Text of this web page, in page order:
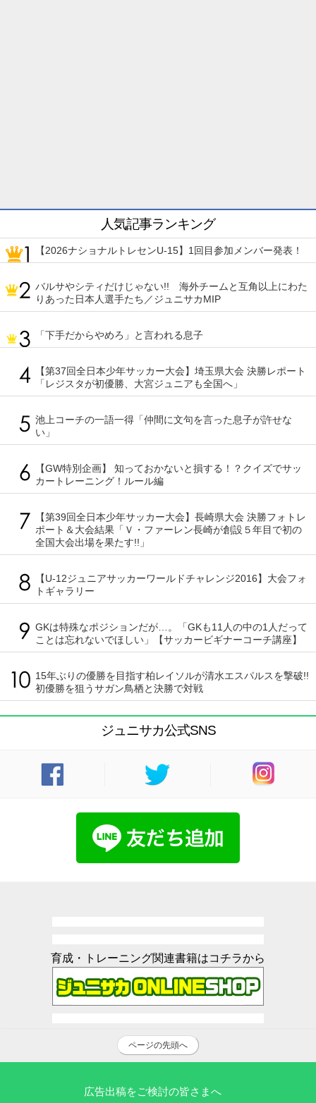
人気記事ランキング
【2026ナショナルトレセンU-15】1回目参加メンバー発表！
バルサやシティだけじゃない!! 海外チームと互角以上にわた
りあった日本人選手たち／ジュニサカMIP
「下手だからやめろ」と言われる息子
【第37回全日本少年サッカー大会】埼玉県大会 決勝レポート
「レジスタが初優勝、大宮ジュニアも全国へ」
池上コーチの一語一得「仲間に文句を言った息子が許せな
い」
【GW特別企画】 知っておかないと損する！？クイズでサッ
カートレーニング！ルール編
【第39回全日本少年サッカー大会】長崎県大会 決勝フォトレ
ポート＆大会結果「Ｖ・ファーレン長崎が創設５年目で初の
全国大会出場を果たす!!」
【U-12ジュニアサッカーワールドチャレンジ2016】大会フォ
トギャラリー
GKは特殊なポジションだが…。「GKも11人の中の1人だって
ことは忘れないでほしい」【サッカービギナーコーチ講座】
15年ぶりの優勝を目指す柏レイソルが清水エスパルスを撃破!!
初優勝を狙うサガン鳥栖と決勝で対戦
ジュニサカ公式SNS
育成・トレーニング関連書籍はコチラから
ページの先頭へ
広告出稿をご検討の皆さまへ